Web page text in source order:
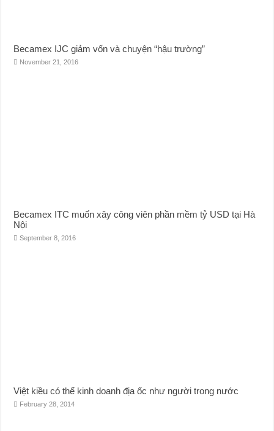
Becamex IJC giảm vốn và chuyện “hậu trường”
November 21, 2016
Becamex ITC muốn xây công viên phần mềm tỷ USD tại Hà
Nội
September 8, 2016
Việt kiều có thể kinh doanh địa ốc như người trong nước
February 28, 2014